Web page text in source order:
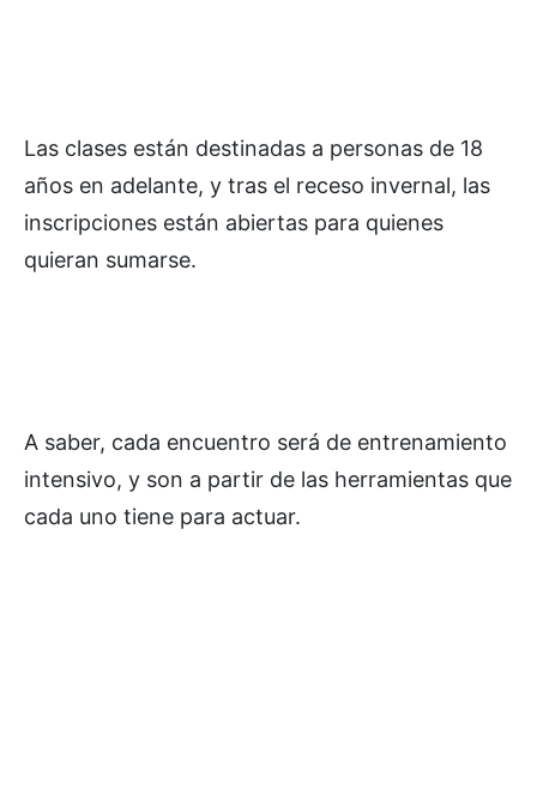
Las clases están destinadas a personas de 18
años en adelante, y tras el receso invernal, las
inscripciones están abiertas para quienes
quieran sumarse.
A saber, cada encuentro será de entrenamiento
intensivo, y son a partir de las herramientas que
cada uno tiene para actuar.